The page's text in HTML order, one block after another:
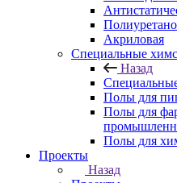
Акриловая
Специальные
Назад
Полы для
Полы для
Полы для
Проекты
Назад